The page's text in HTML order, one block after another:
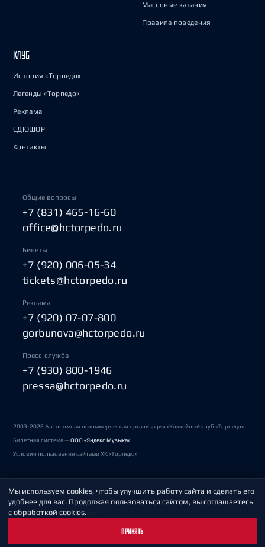
Массовые катания
Правила поведения
КЛУБ
История «Торпедо»
Легенды «Торпедо»
Реклама
СДЮШОР
Контакты
Общие вопросы
+7 (831) 465-16-60
office@hctorpedo.ru
Билеты
+7 (920) 006-05-34
tickets@hctorpedo.ru
Реклама
+7 (920) 07-07-800
gorbunova@hctorpedo.ru
Пресс-служба
+7 (930) 800-1946
pressa@hctorpedo.ru
2003-2026 Автономная некоммерческая организация «Хоккейный клуб «Торпедо»
Билетная система —ООО «Яндекс Музыка»
Условия пользования сайтами ХК «Торпедо»
Политика обработки персональных данных
Пользовательское соглашение
Мы используем cookies, чтобы улучшить работу сайта и сделать его
удобнее для вас. Продолжая пользоваться сайтом, вы соглашаетесь
с обработкой cookies.
ПРИНЯТЬ